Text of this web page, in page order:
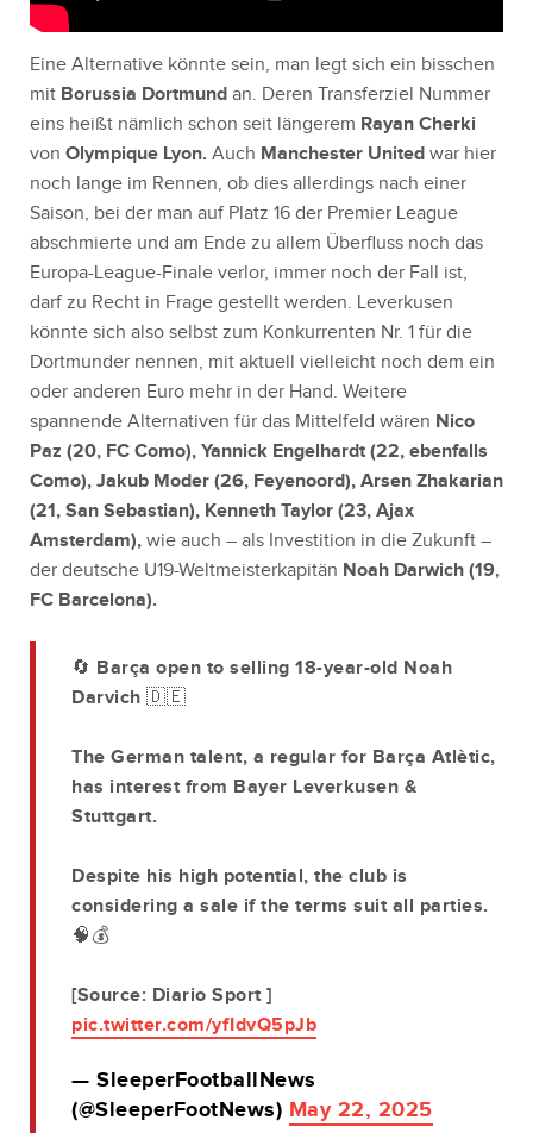
Eine Alternative könnte sein, man legt sich ein bisschen
mit Borussia Dortmund an. Deren Transferziel Nummer
eins heißt nämlich schon seit längerem Rayan Cherki
von Olympique Lyon. Auch Manchester United war hier
noch lange im Rennen, ob dies allerdings nach einer
Saison, bei der man auf Platz 16 der Premier League
abschmierte und am Ende zu allem Überfluss noch das
Europa-League-Finale verlor, immer noch der Fall ist,
darf zu Recht in Frage gestellt werden. Leverkusen
könnte sich also selbst zum Konkurrenten Nr. 1 für die
Dortmunder nennen, mit aktuell vielleicht noch dem ein
oder anderen Euro mehr in der Hand. Weitere
spannende Alternativen für das Mittelfeld wären Nico
Paz (20, FC Como), Yannick Engelhardt (22, ebenfalls
Como), Jakub Moder (26, Feyenoord), Arsen Zhakarian
(21, San Sebastian), Kenneth Taylor (23, Ajax
Amsterdam), wie auch – als Investition in die Zukunft –
der deutsche U19-Weltmeisterkapitän Noah Darwich (19,
FC Barcelona).
🔄 Barça open to selling 18-year-old Noah
Darvich 🇩🇪
The German talent, a regular for Barça Atlètic,
has interest from Bayer Leverkusen &
Stuttgart.
Despite his high potential, the club is
considering a sale if the terms suit all parties.
🧠💰
[Source: Diario Sport ]
pic.twitter.com/yfIdvQ5pJb
— SleeperFootballNews
(@SleeperFootNews) May 22, 2025